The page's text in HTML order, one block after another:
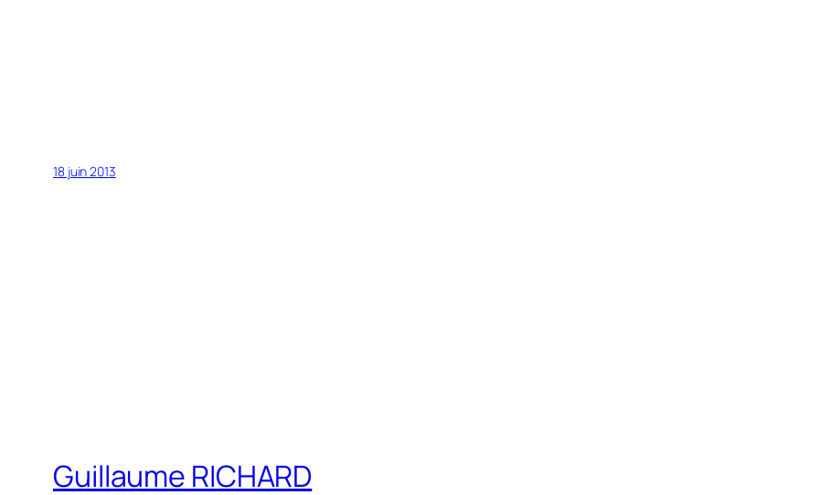
18 juin 2013
Guillaume RICHARD